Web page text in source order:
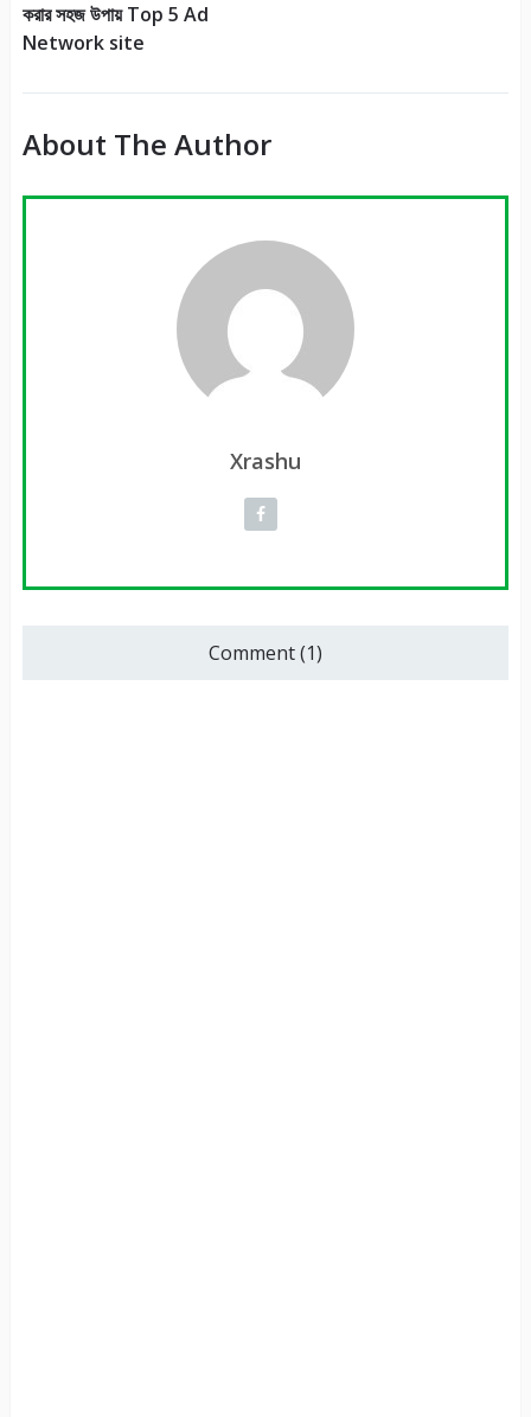
করার সহজ উপায় Top 5 Ad
Network site
About The Author
Xrashu
Comment (1)